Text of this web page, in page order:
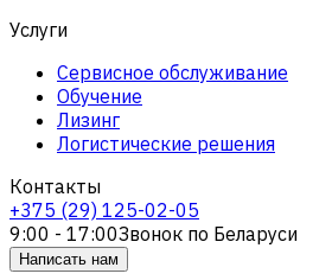
Услуги
Сервисное обслуживание
Обучение
Лизинг
Логистические решения
Контакты
+375 (29) 125-02-05
9:00 - 17:00Звонок по Беларуси
Написать нам